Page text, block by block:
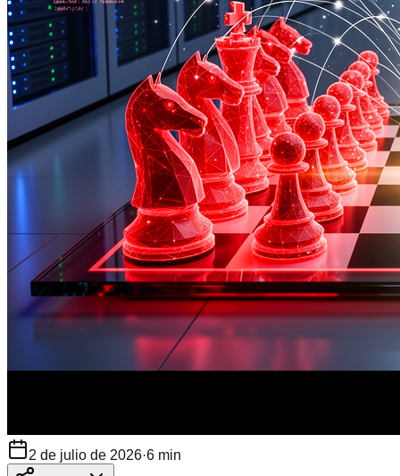
2 de julio de 2026·6 min